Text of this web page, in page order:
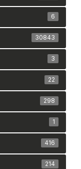
6
30843
3
22
298
1
416
214